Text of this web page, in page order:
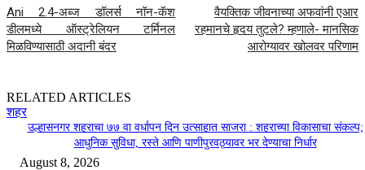
Ani 2.4-अब्ज डॉलर्स नॉन-कॅश
डीलमध्ये ऑस्ट्रेलियन टर्मिनल
मिळविण्यासाठी अदानी बंदर
वैयक्तिक जीवनाच्या अफवांनी एआर
रहमानचे हृदय तुटले? म्हणाले- मानसिक
आरोग्यावर खोलवर परिणाम
RELATED ARTICLES
शहर
उल्हासनगर शहराचा ७७ वा वर्धापन दिन उत्साहात साजरा : शहराच्या विकासाचा संकल्प;
आधुनिक सुविधा, रस्ते आणि पाणीपुरवठ्यावर भर देण्याचा निर्धार
August 8, 2026